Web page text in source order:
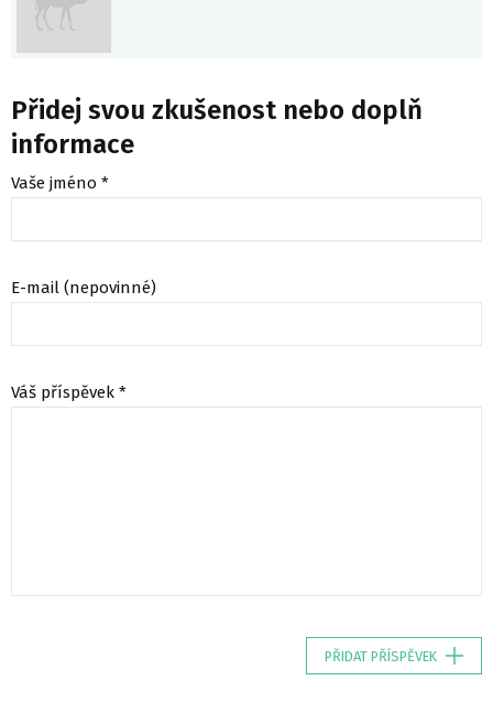
Přidej svou zkušenost nebo doplň
informace
Vaše jméno *
E-mail (nepovinné)
Váš příspěvek *
PŘIDAT PŘÍSPĚVEK